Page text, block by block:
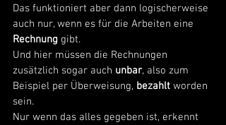
Das funktioniert aber dann logischerweise
auch nur, wenn es für die Arbeiten eine
Rechnung gibt.
Und hier müssen die Rechnungen
zusätzlich sogar auch unbar, also zum
Beispiel per Überweisung, bezahlt worden
sein.
Nur wenn das alles gegeben ist, erkennt